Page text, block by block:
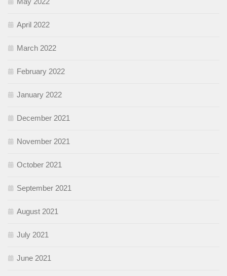
April 2022
March 2022
February 2022
January 2022
December 2021
November 2021
October 2021
September 2021
August 2021
July 2021
June 2021